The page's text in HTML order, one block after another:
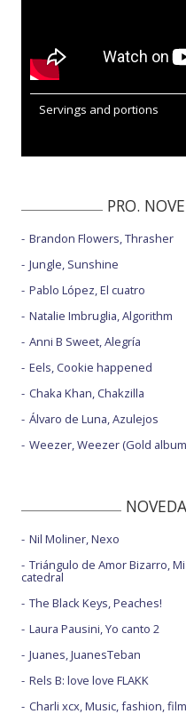
Servings and portions
PRO.
Brandon Flowers, Thrasher
Jungle, Sunshine
Pablo López, El cuatro
Natalie Imbruglia, Algorithm
Anni B Sweet, Alegría
Eels, Cookie happened
Chaka Khan, Chakzilla
Álvaro de Luna, Azulejos
Weezer, Weezer (Gold
Nil Moliner, Nexo
Triángulo de Amor Bizarro, Mi
catedral
The Black Keys, Peaches!
Laura Pausini, Yo canto 2
Juanes, JuanesTeban
Rels B: love love FLAKK
Charli xcx, Music, fashion, film